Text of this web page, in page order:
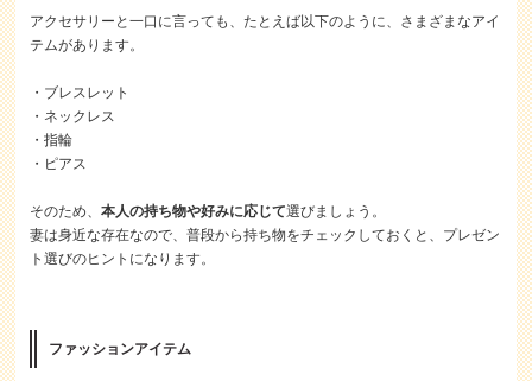
アクセサリーと一口に言っても、たとえば以下のように、さまざまなアイ
テムがあります。
・ブレスレット
・ネックレス
・指輪
・ピアス
そのため、本人の持ち物や好みに応じて選びましょう。
妻は身近な存在なので、普段から持ち物をチェックしておくと、プレゼン
ト選びのヒントになります。
ファッションアイテム